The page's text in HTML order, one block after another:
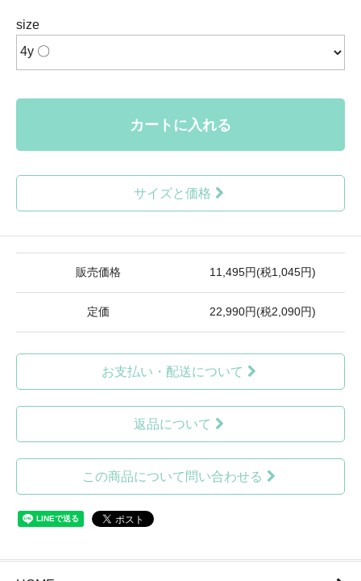
size
カートに入れる
サイズと価格
販売価格 11,495円(税1,045円)
定価 22,990円(税2,090円)
お支払い・配送について
返品について
この商品について問い合わせる